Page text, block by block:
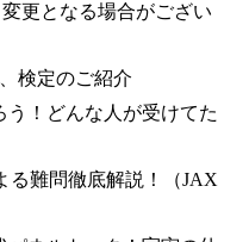
更となる場合がござい
検定のご紹介
！どんな人が受けてた
る難問徹底解説！（JAX